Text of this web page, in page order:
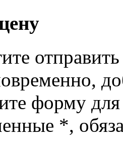
форму
*,